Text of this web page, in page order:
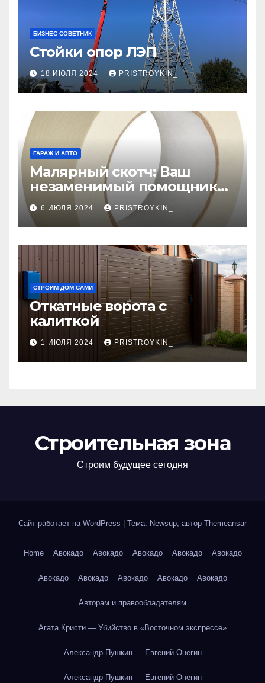
БИЗНЕС СОВЕТНИК
Стойки опор ЛЭП
18 ИЮЛЯ 2024 PRISTROYKIN_
ГАРАЖ И АВТО
Малярный скотч: Ваш
незаменимый помощник
при ремонтных работах
6 ИЮЛЯ 2024 PRISTROYKIN_
СТРОИМ ДОМ САМИ
Откатные ворота с
калиткой
1 ИЮЛЯ 2024 PRISTROYKIN_
Строительная зона
Строим будущее сегодня
Сайт работает на WordPress Тема: Newsup, автор Themeansar
Home Авокадо Авокадо Авокадо Авокадо Авокадо
Авокадо Авокадо Авокадо Авокадо Авокадо
Авторам и правообладателям
Агата Кристи — Убийство в «Восточном экспрессе»
Александр Пушкин — Евгений Онегин
Александр Пушкин — Евгений Онегин